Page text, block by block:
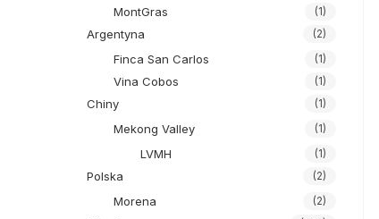
MontGras (1)
Argentyna (2)
Finca San Carlos (1)
Vina Cobos (1)
Chiny (1)
Mekong Valley (1)
LVMH (1)
Polska (2)
Morena (2)